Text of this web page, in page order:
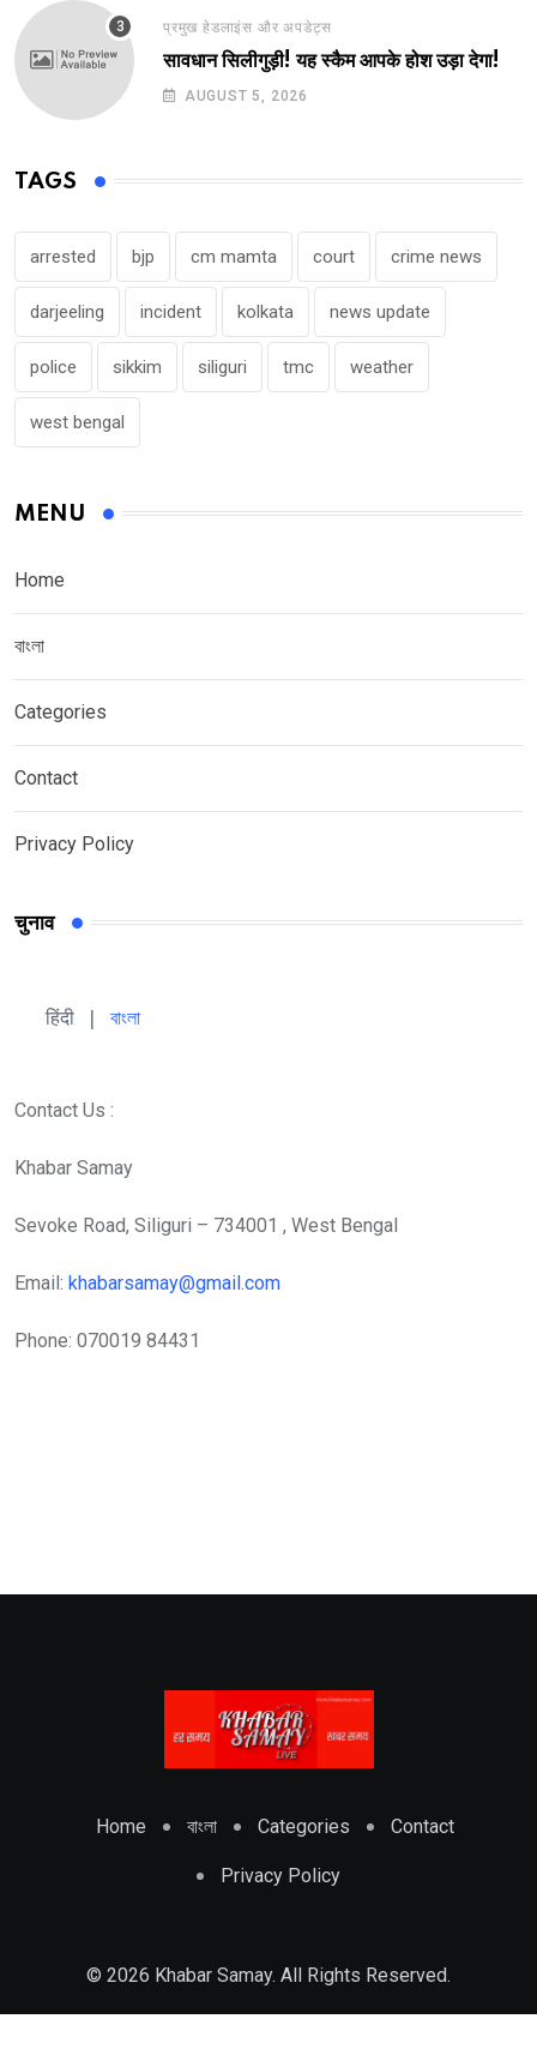
प्रमुख हेडलाइंस और अपडेट्स
सावधान सिलीगुड़ी! यह स्कैम आपके होश उड़ा देगा!
AUGUST 5, 2026
TAGS
arrested bjp cm mamta court crime news
darjeeling incident kolkata news update
police sikkim siliguri tmc weather
west bengal
MENU
Home
বাংলা
Categories
Contact
Privacy Policy
चुनाव
हिंदी বাংলা
Contact Us :
Khabar Samay
Sevoke Road, Siliguri – 734001 , West Bengal
Email: khabarsamay@gmail.com
Phone: 070019 84431
Home বাংলা Categories Contact
Privacy Policy
© 2026 Khabar Samay. All Rights Reserved.